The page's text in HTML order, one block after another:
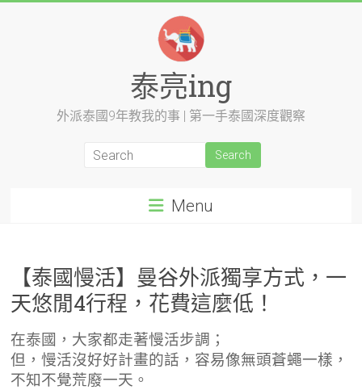
泰亮ing
外派泰國9年教我的事 | 第一手泰國深度觀察
Menu
【泰國慢活】曼谷外派獨享方式，一
天悠閒4行程，花費這麼低！
在泰國，大家都走著慢活步調；
但，慢活沒好好計畫的話，容易像無頭蒼蠅一樣，
不知不覺荒廢一天。